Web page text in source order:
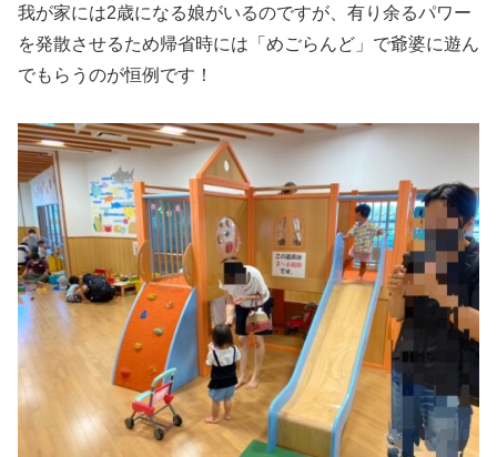
我が家には2歳になる娘がいるのですが、有り余るパワー
を発散させるため帰省時には「めごらんど」で爺婆に遊ん
でもらうのが恒例です！